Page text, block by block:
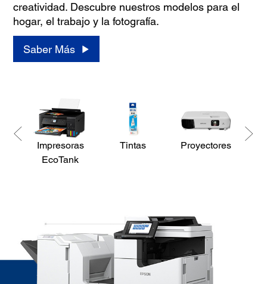
creatividad. Descubre nuestros modelos para el
hogar, el trabajo y la fotografía.
Saber Más
Impresoras
EcoTank
Tintas Proyectores